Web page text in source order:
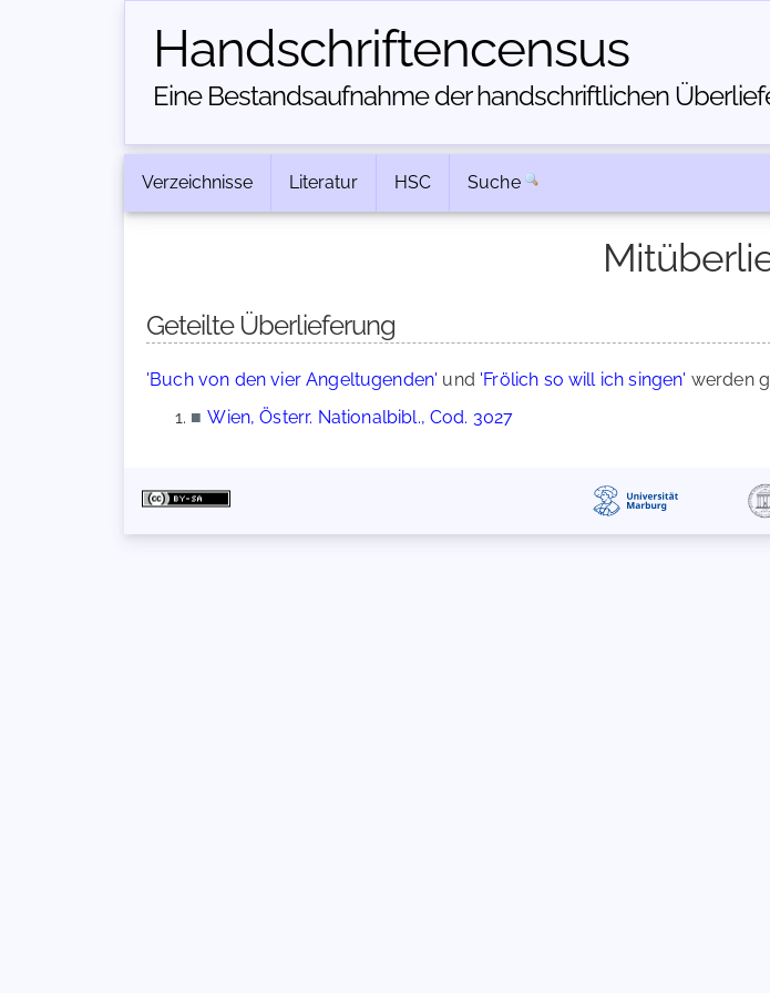
Handschriften­census
Eine Bestandsaufnahme der handschriftlichen
Verzeichnisse Literatur HSC Suche
Geteilte Überlieferung
'Buch von den vier Angeltugenden' und 'Frölich so will ich singen' werden
■ Wien, Österr. Nationalbibl., Cod. 3027